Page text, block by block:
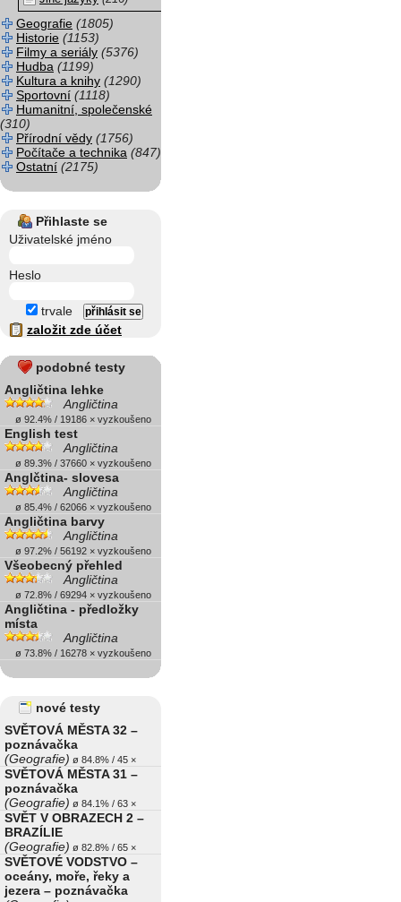
Geografie (1805)
Historie (1153)
Filmy a seriály (5376)
Hudba (1199)
Kultura a knihy (1290)
Sportovní (1118)
Humanitní, společenské
(310)
Přírodní vědy (1756)
Počítače a technika (847)
Ostatní (2175)
Přihlaste se
Uživatelské jméno
Heslo
trvale
založit zde účet
podobné testy
Angličtina lehke
Angličtina
ø 92.4% / 19186 × vyzkoušeno
English test
Angličtina
ø 89.3% / 37660 × vyzkoušeno
Anglčtina- slovesa
Angličtina
ø 85.4% / 62066 × vyzkoušeno
Angličtina barvy
Angličtina
ø 97.2% / 56192 × vyzkoušeno
Všeobecný přehled
Angličtina
ø 72.8% / 69294 × vyzkoušeno
Angličtina - předložky
místa
Angličtina
ø 73.8% / 16278 × vyzkoušeno
nové testy
SVĚTOVÁ MĚSTA 32 –
poznávačka
(Geografie) ø 84.8% / 45 ×
SVĚTOVÁ MĚSTA 31 –
poznávačka
(Geografie) ø 84.1% / 63 ×
SVĚT V OBRAZECH 2 –
BRAZÍLIE
(Geografie) ø 82.8% / 65 ×
SVĚTOVÉ VODSTVO –
oceány, moře, řeky a
jezera – poznávačka